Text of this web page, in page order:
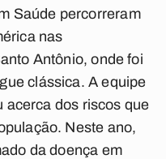
Saúde percorreram
nas
Antônio, onde foi
clássica. A equipe
acerca dos riscos que
Neste ano,
da doença em